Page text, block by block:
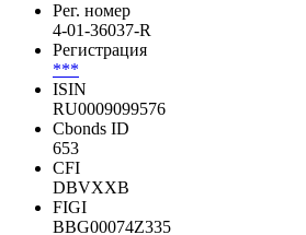
Рег. номер
4-01-36037-R
Регистрация
***
ISIN
RU0009099576
Cbonds ID
653
CFI
DBVXXB
FIGI
BBG00074Z335